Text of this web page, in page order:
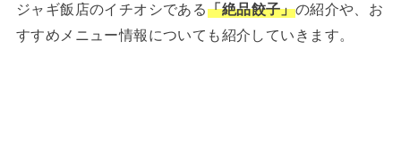
ジャギ飯店のイチオシである「絶品餃子」の紹介や、お
すすめメニュー情報についても紹介していきます。